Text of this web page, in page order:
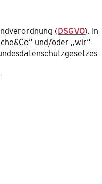
(DSGVO). In
und/oder „wir“